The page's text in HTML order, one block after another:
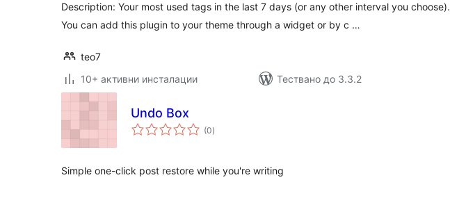
Description: Your most used tags in the last 7 days (or any other interval you choose).
You can add this plugin to your theme through a widget or by c …
teo7
10+ активни инсталации
Тествано до 3.3.2
Undo Box
(0общо
оценки
)
Simple one-click post restore while you're writing